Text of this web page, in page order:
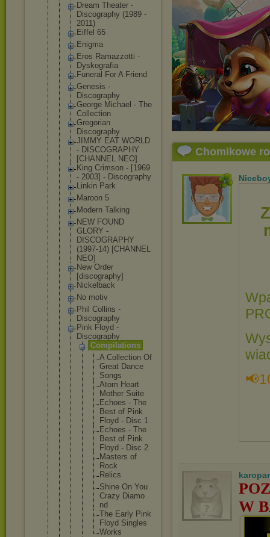
Dream Theater -
Discography (1989 -
2011)
Eiffel 65
Enigma
Eros Ramazzotti -
Dyskografia
Funeral For A Friend
Genesis -
Discography
George Michael - The
Collection
Gregorian
Discography
JIMMY EAT WORLD
- DISCOGRAPHY
[CHANNEL NEO]
King Crimson - [1969
- 2003] - Discography
Linkin Park
Maroon 5
Modern Talking
NEW FOUND
GLORY -
DISCOGRAPHY
(1997-14) [CHANNEL
NEO]
New Order
[discography]
Nickelback
No motiv
Phil Collins -
Discography
Pink Floyd -
Discography
Compilations
A Collection Of
Great Dance
Songs
Atom Heart
Mother Suite
Echoes - The
Best of Pink
Floyd - Disc 1
Echoes - The
Best of Pink
Floyd - Disc 2
Masters of
Rock
Relics
Shine On You
Crazy Diamo
nd
The Early Pink
Floyd Singl es
Works
Chomikowe
W